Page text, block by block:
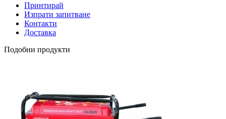
Принтирай
Изпрати запитване
Контакти
Доставка
Подобни продукти